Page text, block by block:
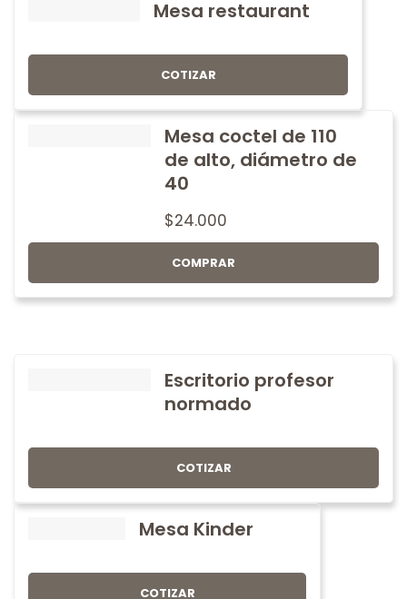
Mesa restaurant
COTIZAR
Mesa coctel de 110
de alto, diámetro de
40
$24.000
COMPRAR
Escritorio profesor
normado
COTIZAR
Mesa Kinder
COTIZAR